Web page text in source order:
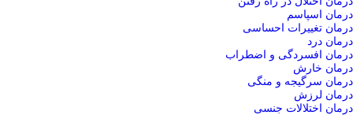
درمان اسپاسم
درمان تغییرات احساسی
درمان درد
درمان افسردگی و اضطراب
درمان خارش
درمان سرگیجه و منگی
درمان لرزش
درمان اختلالات جنسی